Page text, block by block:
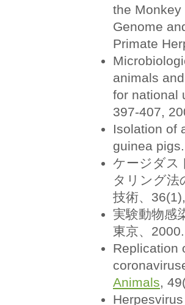
the Monkey
Genome
Primate
animals
for national
397-407,
Isolation of
guinea
ケージダス
タリング
技術、
実験動物感
東京、2000.
Replication
Animals,